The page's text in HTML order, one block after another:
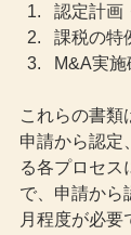
認定計画
課税の特
M&A実
これらの書類
申請から認定
る各プロセス
で、申請から
月程度が必要